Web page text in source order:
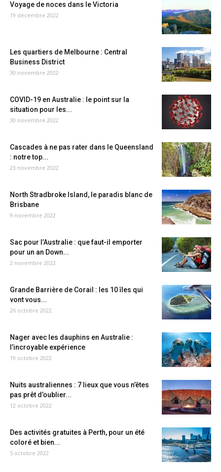
Voyage de noces dans le Victoria
19 décembre 2022
Les quartiers de Melbourne : Central
Business District
30 novembre 2022
COVID-19 en Australie : le point sur la
situation pour les...
30 novembre 2022
Cascades à ne pas rater dans le Queensland
: notre top...
23 novembre 2022
North Stradbroke Island, le paradis blanc de
Brisbane
9 novembre 2022
Sac pour l’Australie : que faut-il emporter
pour un an Down...
2 novembre 2022
Grande Barrière de Corail : les 10 îles qui
vont vous...
26 octobre 2022
Nager avec les dauphins en Australie :
l’incroyable expérience
19 octobre 2022
Nuits australiennes : 7 lieux que vous n’êtes
pas prêt d’oublier...
12 octobre 2022
Des activités gratuites à Perth, pour un été
coloré et bien...
5 octobre 2022